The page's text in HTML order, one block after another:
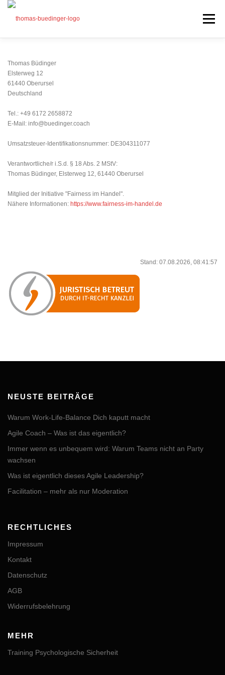
Zum
Menü
Mein Angebot
Bonus
Über mich
Presse
Thomas Büdinger
Elsterweg 12
61440 Oberursel
Deutschland
Tel.: +49 6172 2658872
E-Mail: info@buedinger.coach
Umsatzsteuer-Identifikationsnummer: DE304311077
Verantwortliche/r i.S.d. § 18 Abs. 2 MStV:
Thomas Büdinger, Elsterweg 12, 61440 Oberursel
Mitglied der Initiative "Fairness im Handel".
Nähere Informationen: https://www.fairness-im-handel.de
Stand: 07.08.2026, 08:41:57
NEUSTE BEITRÄGE
Warum Work-Life-Balance Dich kaputt macht
Agile Coach – Was ist das eigentlich?
Immer wenn es unbequem wird: Warum Teams nicht an Party
wachsen
Was ist eigentlich dieses Agile Leadership?
Facilitation – mehr als nur Moderation
RECHTLICHES
Impressum
Kontakt
Datenschutz
AGB
Widerrufsbelehrung
MEHR
Training Psychologische Sicherheit